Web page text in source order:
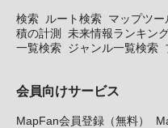
検索 ルート検索 マップツー
積の計測
未来情報ランキン
一覧検索 ジャンル一覧検索
会員向けサービス
MapFan会員登録（無料）